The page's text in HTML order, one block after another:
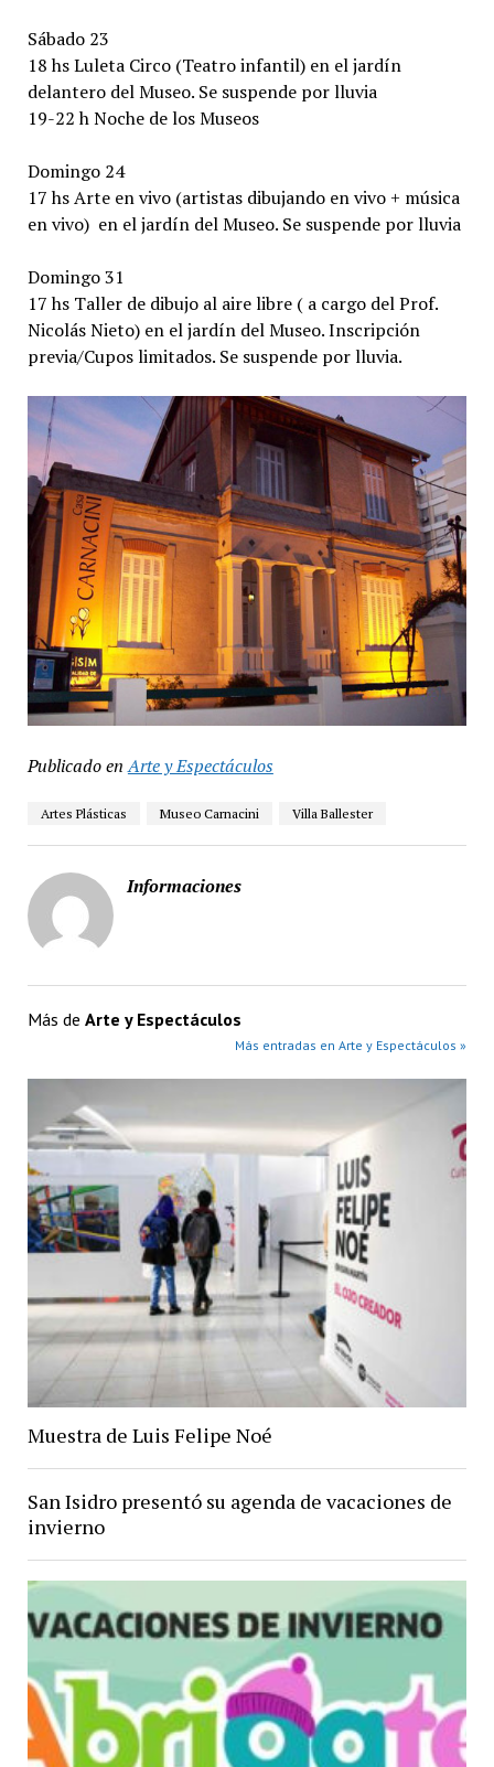
Sábado 23
18 hs Luleta Circo (Teatro infantil) en el jardín
delantero del Museo. Se suspende por lluvia
19-22 h Noche de los Museos
Domingo 24
17 hs Arte en vivo (artistas dibujando en vivo + música
en vivo) en el jardín del Museo. Se suspende por lluvia
Domingo 31
17 hs Taller de dibujo al aire libre ( a cargo del Prof.
Nicolás Nieto) en el jardín del Museo. Inscripción
previa/Cupos limitados. Se suspende por lluvia.
Publicado en Arte y Espectáculos
Artes Plásticas Museo Carnacini Villa Ballester
Informaciones
Más de Arte y Espectáculos
Más entradas en Arte y Espectáculos »
Muestra de Luis Felipe Noé
San Isidro presentó su agenda de vacaciones de
invierno